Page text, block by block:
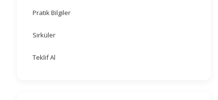
Pratik Bilgiler
Sirküler
Teklif Al